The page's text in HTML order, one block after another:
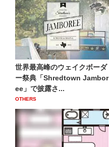
世界最高峰のウェイクボーダ
ー祭典「Shredtown Jambor
ee」で披露さ...
OTHERS